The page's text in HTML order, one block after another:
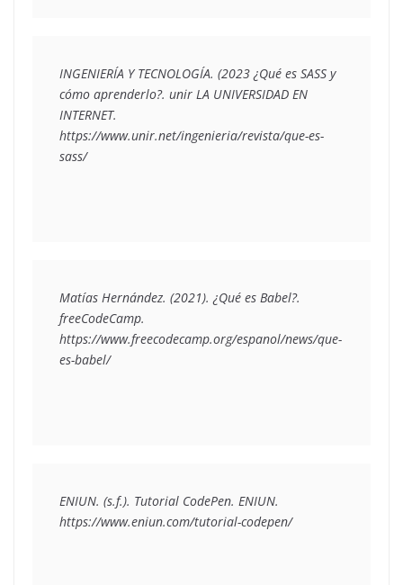
INGENIERÍA Y TECNOLOGÍA. (2023 ¿Qué es SASS y
cómo aprenderlo?. unir LA UNIVERSIDAD EN
INTERNET.
https://www.unir.net/ingenieria/revista/que-es-
sass/
Matías Hernández. (2021). ¿Qué es Babel?.
freeCodeCamp.
https://www.freecodecamp.org/espanol/news/que-
es-babel/
ENIUN. (s.f.). Tutorial CodePen. ENIUN.
https://www.eniun.com/tutorial-codepen/